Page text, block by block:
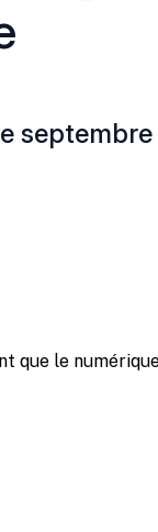
que le